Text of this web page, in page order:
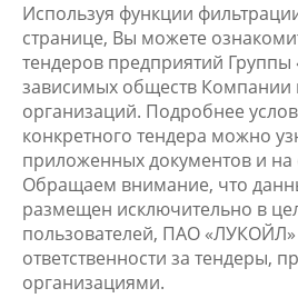
Используя функции
странице, Вы можете
тендеров предприятий
зависимых обществ Компании
организаций. Подробнее
конкретного тендера можно
приложенных документов и на
Обращаем внимание, что
размещен исключительно в
пользователей, ПАО «ЛУКОЙЛ»
ответственности за тендеры,
организациями.